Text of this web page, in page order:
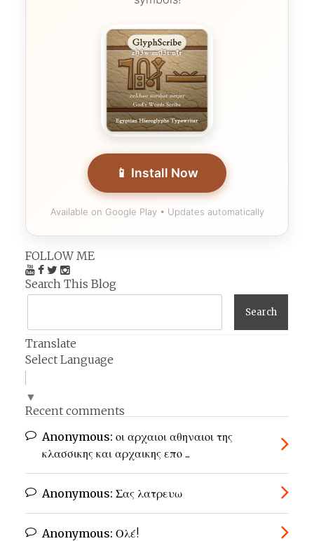
📱 Install Now
Available on Google Play • Updates automatically
FOLLOW ME
Search This Blog
Translate
Select Language
▼
Recent comments
Anonymous: οι αρχαιοι αθηναιοι της
κλασσικης και αρχαικης επο ...
Anonymous: Σας λατρευω
Anonymous: Ολέ!